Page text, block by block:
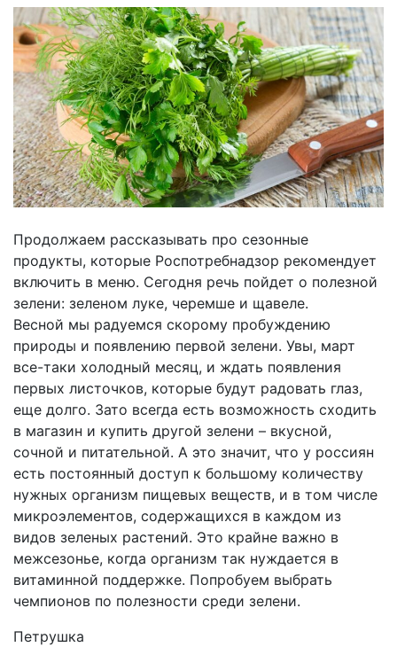
Продолжаем рассказывать про сезонные
продукты, которые Роспотребнадзор рекомендует
включить в меню. Сегодня речь пойдет о полезной
зелени: зеленом луке, черемше и щавеле.
Весной мы радуемся скорому пробуждению
природы и появлению первой зелени. Увы, март
все-таки холодный месяц, и ждать появления
первых листочков, которые будут радовать глаз,
еще долго. Зато всегда есть возможность сходить
в магазин и купить другой зелени – вкусной,
сочной и питательной. А это значит, что у россиян
есть постоянный доступ к большому количеству
нужных организм пищевых веществ, и в том числе
микроэлементов, содержащихся в каждом из
видов зеленых растений. Это крайне важно в
межсезонье, когда организм так нуждается в
витаминной поддержке. Попробуем выбрать
чемпионов по полезности среди зелени.
Петрушка